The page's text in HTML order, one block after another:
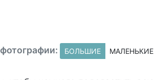
фотографии: БОЛЬШИЕ МАЛЕНЬКИЕ